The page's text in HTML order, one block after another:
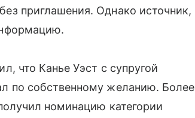
приглашения. Однако источник,
что Канье Уэст с супругой
по собственному желанию. Более
номинацию категории